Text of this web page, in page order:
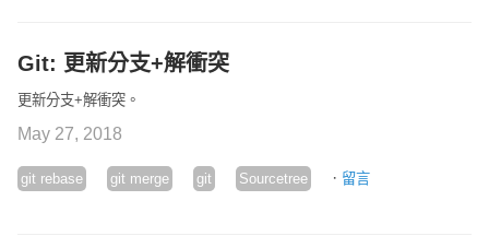
Git: 更新分支+解衝突
更新分支+解衝突。
May 27, 2018
git rebase git merge git Sourcetree · 留言